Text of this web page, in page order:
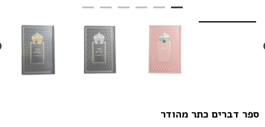
דברים כתר מהודר